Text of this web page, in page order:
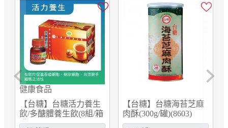
健康食品
【台糖】台糖活力養生
飲/多醣體養生飲(8組/箱
購)(846606)
【台糖】台糖海苔芝麻
肉酥(300g/罐)(8603)
Previous Next